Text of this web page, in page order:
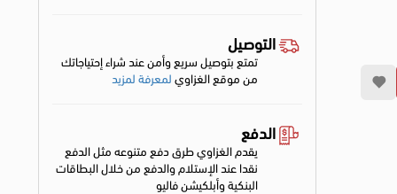
التوصيل
تمتع بتوصيل سريع وأمن عند شراء إحتياجاتك
من موقع الغزاويلمعرفة لمزيد
الدفع
يقدم الغزاوي طرق دفع متنوعه مثل الدفع
نقدا عند الإستلام والدفع من خلال البطاقات
البنكية وأبلكيشن فاليو